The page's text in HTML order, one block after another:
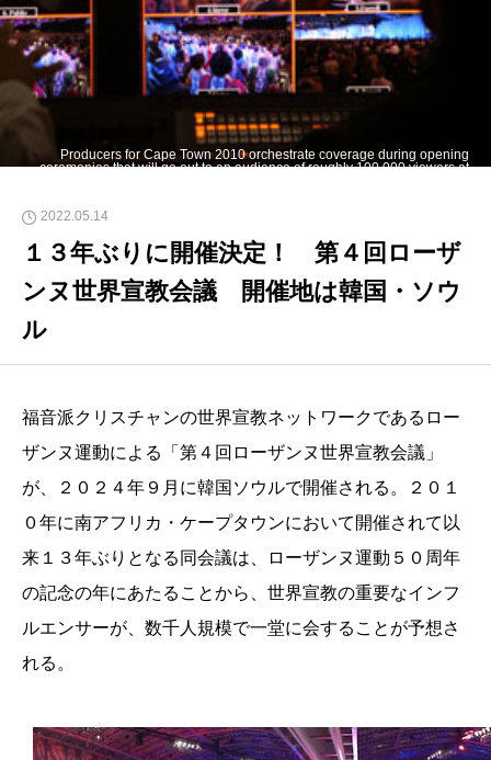
Producers for Cape Town 2010 orchestrate coverage during opening
ceremonies that will go out to an audience of roughly 100,000 viewers at
2022.05.14
１３年ぶりに開催決定！ 第４回ローザ
ンヌ世界宣教会議 開催地は韓国・ソウ
ル
福音派クリスチャンの世界宣教ネットワークであるロー
ザンヌ運動による「第４回ローザンヌ世界宣教会議」
が、２０２４年９月に韓国ソウルで開催される。２０１
０年に南アフリカ・ケープタウンにおいて開催されて以
来１３年ぶりとなる同会議は、ローザンヌ運動５０周年
の記念の年にあたることから、世界宣教の重要なインフ
ルエンサーが、数千人規模で一堂に会することが予想さ
れる。